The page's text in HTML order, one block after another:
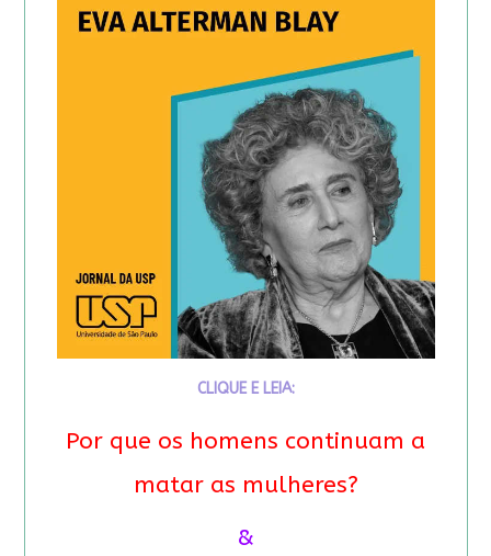
CLIQUE E LEIA:
Por que os homens continuam a
matar as mulheres?
&